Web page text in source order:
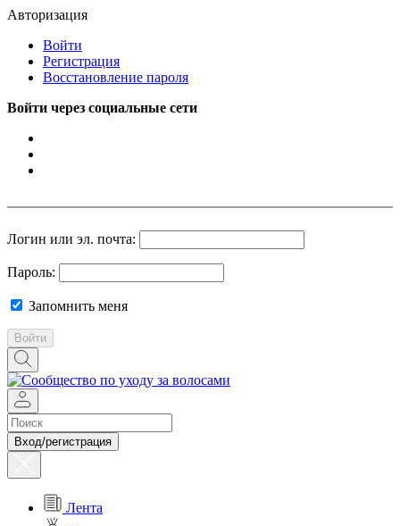
Авторизация
Войти
Регистрация
Восстановление пароля
Войти через социальные сети
Логин или эл. почта:
Пароль:
Запомнить меня
Войти
Вход/регистрация
Лента